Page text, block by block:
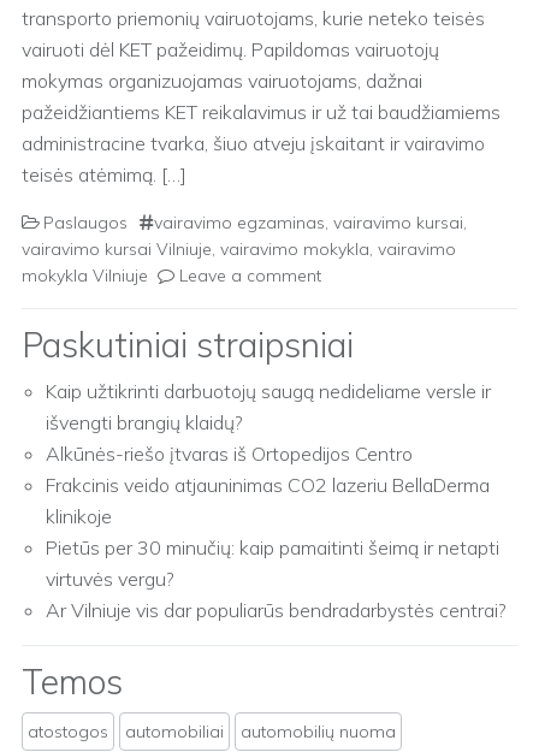
transporto priemonių vairuotojams, kurie neteko teisės
vairuoti dėl KET pažeidimų. Papildomas vairuotojų
mokymas organizuojamas vairuotojams, dažnai
pažeidžiantiems KET reikalavimus ir už tai baudžiamiems
administracine tvarka, šiuo atveju įskaitant ir vairavimo
teisės atėmimą. […]
Paslaugos vairavimo egzaminas, vairavimo kursai,
vairavimo kursai Vilniuje, vairavimo mokykla, vairavimo
mokykla Vilniuje
Leave a comment
Paskutiniai straipsniai
Kaip užtikrinti darbuotojų saugą nedideliame versle ir
išvengti brangių klaidų?
Alkūnės-riešo įtvaras iš Ortopedijos Centro
Frakcinis veido atjauninimas CO2 lazeriu BellaDerma
klinikoje
Pietūs per 30 minučių: kaip pamaitinti šeimą ir netapti
virtuvės vergu?
Ar Vilniuje vis dar populiarūs bendradarbystės centrai?
Temos
atostogos automobiliai
automobilių nuoma